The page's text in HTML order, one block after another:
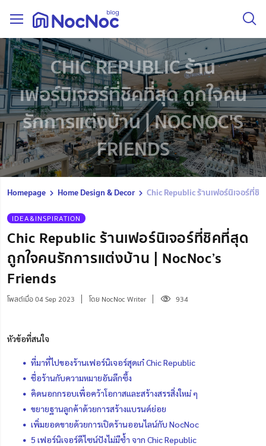
CHIC REPUBLIC ร้าน
เฟอร์นิเจอร์ที่ชิคที่สุด ถูกใจคน
รักการแต่งบ้าน | NOCNOC'S
FRIENDS
Homepage Home Design & Decor Chic Republic ร้านเฟอร์นิเจอร์ที่
IDEA&INSPIRATION
Chic Republic ร้านเฟอร์นิเจอร์ที่ชิคที่สุด
ถูกใจคนรักการแต่งบ้าน | NocNoc’s
Friends
โพสต์เมื่อ 04 Sep 2023 โดย NocNoc Writer 934
หัวข้อที่สนใจ
ที่มาที่ไปของร้านเฟอร์นิเจอร์สุดเก๋ Chic Republic
ชื่อร้านกับความหมายอันลึกซึ้ง
คิดนอกกรอบเพื่อคว้าโอกาสและสร้างสรรสิ่งใหม่ ๆ
ขยายฐานลูกค้าด้วยการสร้างแบรนด์ย่อย
เพิ่มยอดขายด้วยการเปิดร้านออนไลน์กับ NocNoc
5 เฟอร์นิเจอร์ดีไซน์ปังไม่มีซ้ำ จาก Chic Republic